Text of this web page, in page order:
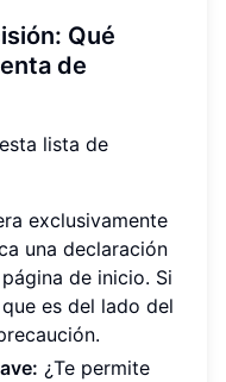
Qué
de
lista de
exclusivamente
una declaración
de inicio. Si
es del lado del
¿Te permite